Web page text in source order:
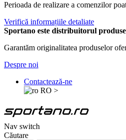
Perioada de realizare a comenzilor
Verifică informațiile detaliate
Sportano este distribuitorul
Garantăm originalitatea produselor
Despre noi
Contactează-ne
RO >
Nav switch
Căutare